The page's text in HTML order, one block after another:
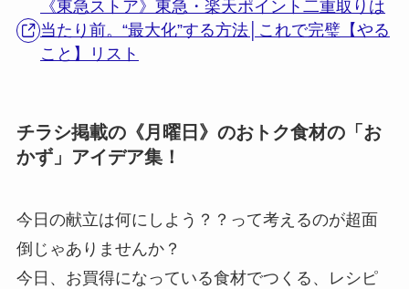
《東急ストア》東急・楽天ポイント二重取りは
当たり前。“最大化”する方法│これで完璧【やる
こと】リスト
チラシ掲載の《月曜日》のおトク食材の「お
かず」アイデア集！
今日の献立は何にしよう？？って考えるのが超面
倒じゃありませんか？
今日、お買得になっている食材でつくる、レシピ